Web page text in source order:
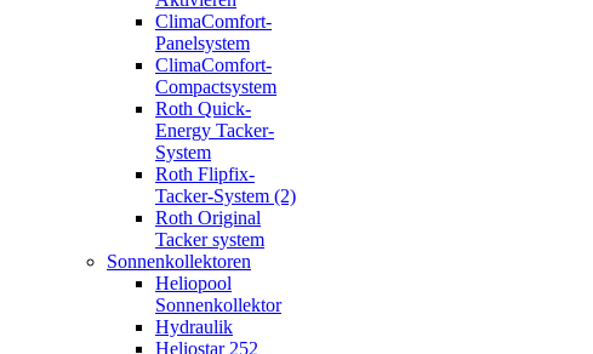
ClimaComfort-
Panelsystem
ClimaComfort-
Compactsystem
Roth Quick-
Energy Tacker-
System
Roth Flipfix-
Tacker-System (2)
Roth Original
Tacker system
Sonnenkollektoren
Heliopool
Sonnenkollektor
Hydraulik
Heliostar 252